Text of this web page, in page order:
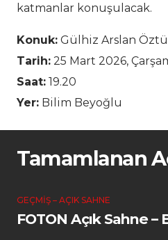
katmanlar konuşulacak.
Konuk: Gülhiz Arslan
Tarih: 25 Mart 2026,
Saat: 19.20
Yer: Bilim Beyoğlu
Tamamlanan
GEÇMIŞ – AÇIK SAHNE
FOTON Açık Sahne